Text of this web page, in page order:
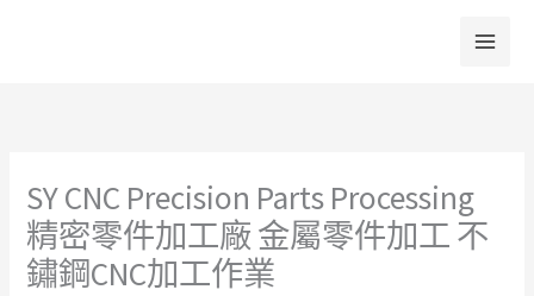
SY CNC Precision Parts Processing
精密零件加工廠 金屬零件加工 不
鏽鋼CNC加工作業